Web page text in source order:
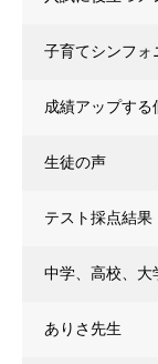
子育てシンフォ
成績アップする
生徒の声
テスト採点結果
中学、高校、大
ありさ先生